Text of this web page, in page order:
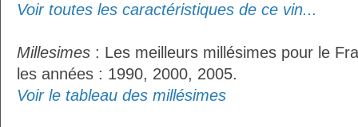
Voir toutes les caractéristiques de ce vin...
Millesimes : Les meilleurs millésimes pour le
les années : 1990, 2000, 2005.
Voir le tableau des millésimes